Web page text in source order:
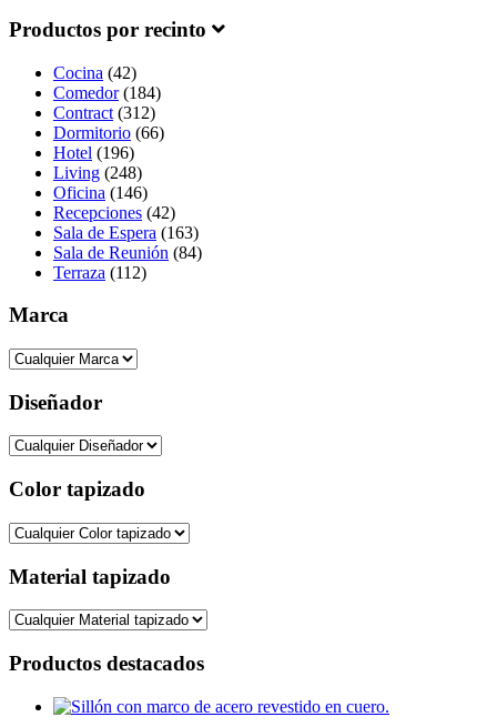
Productos por recinto
Cocina (42)
Comedor(184)
Contract (312)
Dormitorio (66)
Hotel (196)
Living (248)
Oficina (146)
Recepciones (42)
Sala de Espera (163)
Sala de Reunión (84)
Terraza (112)
Marca
Diseñador
Color tapizado
Material tapizado
Productos destacados